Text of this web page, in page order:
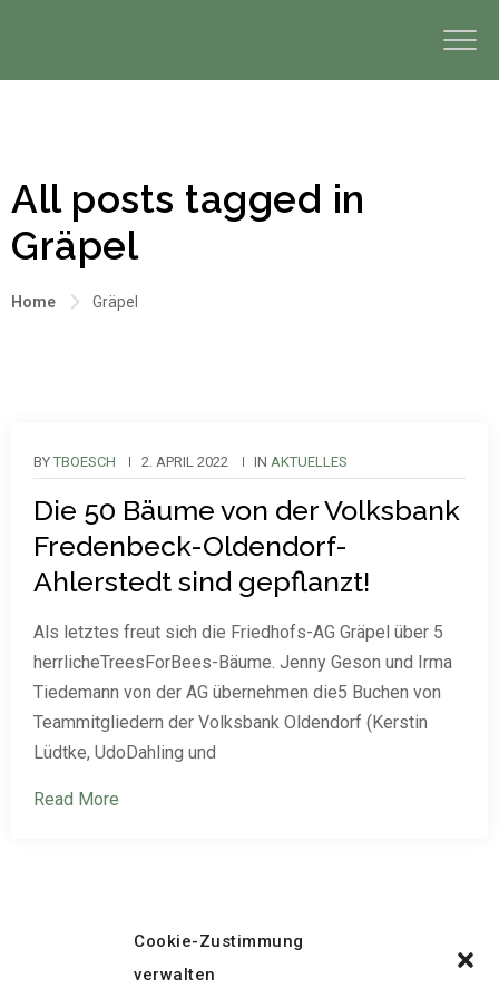
Cookie-Zustimmung
verwalten
All posts tagged in
Gräpel
Home Gräpel
BY TBOESCH 2. APRIL 2022 IN AKTUELLES
Die 50 Bäume von der Volksbank
Fredenbeck-Oldendorf-
Ahlerstedt sind gepflanzt!
Als letztes freut sich die Friedhofs-AG Gräpel über 5
herrlicheTreesForBees-Bäume. Jenny Geson und Irma
Tiedemann von der AG übernehmen die5 Buchen von
Teammitgliedern der Volksbank Oldendorf (Kerstin
Lüdtke, UdoDahling und
Read More